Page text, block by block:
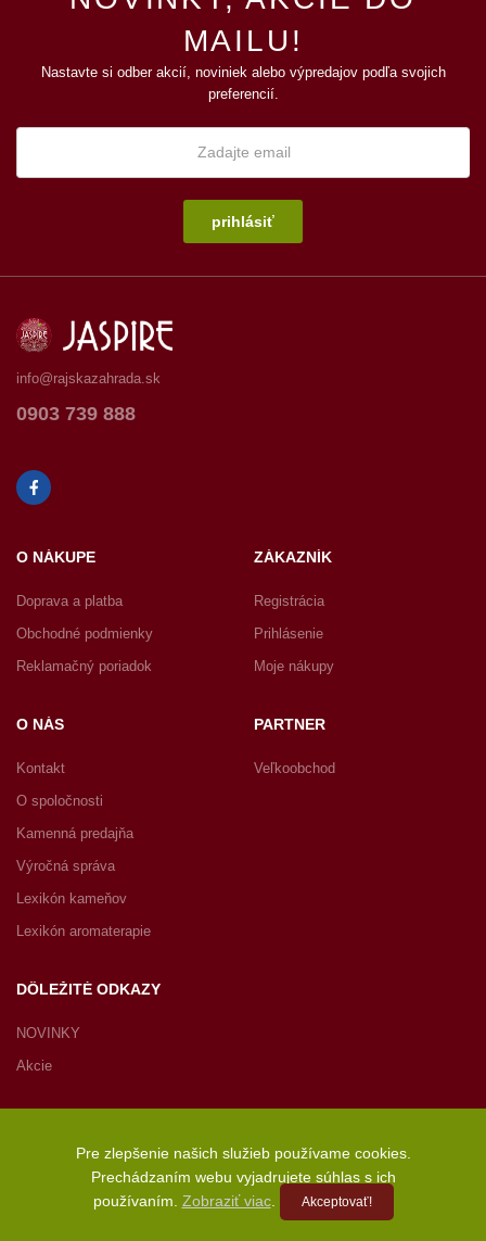
MAILU!
Nastavte si odber akcií, noviniek alebo výpredajov podľa svojich
preferencií.
prihlásiť
info@rajskazahrada.sk
0903 739 888
O NÁKUPE
Doprava a platba
Obchodné podmienky
Reklamačný poriadok
ZÁKAZNÍK
Registrácia
Prihlásenie
Moje nákupy
O NÁS
Kontakt
O spoločnosti
Kamenná predajňa
Výročná správa
Lexikón kameňov
Lexikón aromaterapie
PARTNER
Veľkoobchod
DÔLEŽITÉ ODKAZY
NOVINKY
Akcie
Copyright © 2022 JASPIRE s.r.o., Radničné námestie 1, 902 01
Pezinok, Slovenská republika – Všetky práva vyhradené
Pre zlepšenie našich služieb používame cookies.
Prechádzaním webu vyjadrujete súhlas s ich
používaním. Zobraziť viac. Akceptovať!